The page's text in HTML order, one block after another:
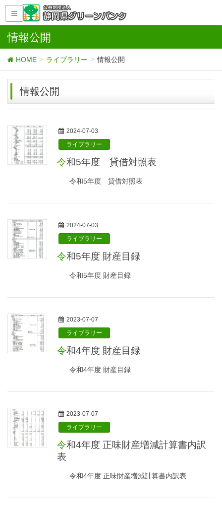
情報公開
HOME ライブラリー 情報公開
情報公開
2024-07-03
ライブラリー
令和5年度 貸借対照表
令和5年度 貸借対照表
2024-07-03
ライブラリー
令和5年度 財産目録
令和5年度 財産目録
2023-07-07
ライブラリー
令和4年度 財産目録
令和4年度 財産目録
2023-07-07
ライブラリー
令和4年度 正味財産増減計算書内訳
表
令和4年度 正味財産増減計算書内訳表